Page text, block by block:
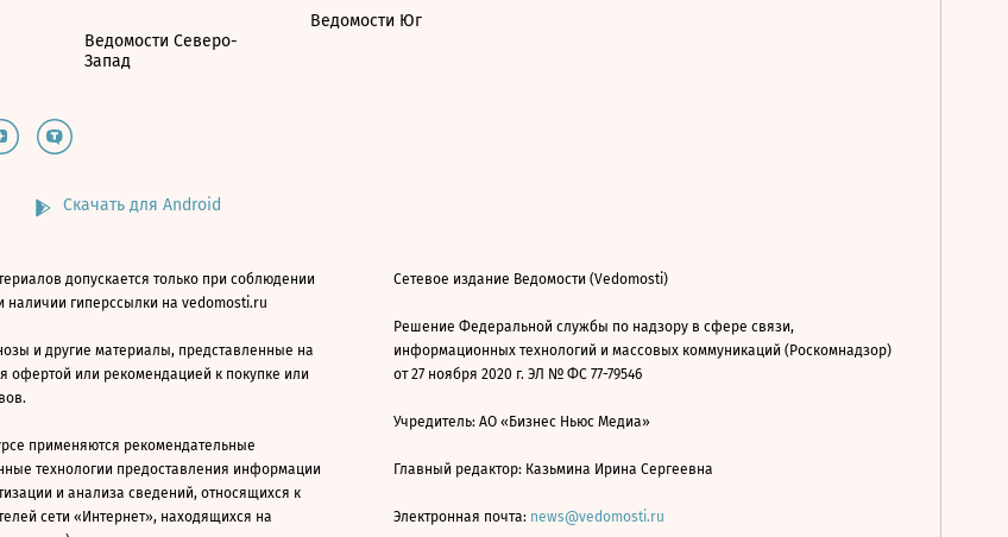
Ведомости Северо-
Запад
Ведомости Юг
Скачать для Android
допускается только при соблюдении
наличии гиперссылки на vedomosti.ru
и другие материалы, представленные на
офертой или рекомендацией к покупке или
применяются рекомендательные
технологии предоставления информации
и анализа сведений, относящихся к
сети «Интернет», находящихся на
Сетевое издание Ведомости (Vedomosti)
Решение Федеральной службы по надзору в сфере связи,
информационных технологий и массовых коммуникаций (Роскомнадзор)
от 27 ноября 2020 г. ЭЛ № ФС 77-79546
Учредитель: АО «Бизнес Ньюс Медиа»
Главный редактор: Казьмина Ирина Сергеевна
Электронная почта: news@vedomosti.ru